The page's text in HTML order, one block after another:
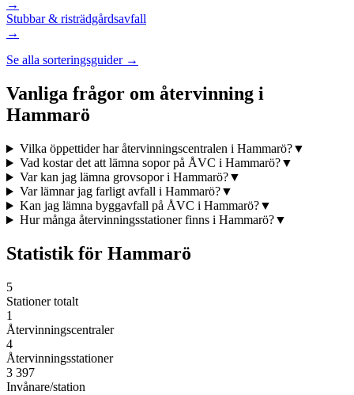
→
Stubbar & risträdgårdsavfall
→
Se alla sorteringsguider →
Vanliga frågor om återvinning i
Hammarö
Vilka öppettider har återvinningscentralen i Hammarö?▼
Vad kostar det att lämna sopor på ÅVC i Hammarö?▼
Var kan jag lämna grovsopor i Hammarö?▼
Var lämnar jag farligt avfall i Hammarö?▼
Kan jag lämna byggavfall på ÅVC i Hammarö?▼
Hur många återvinningsstationer finns i Hammarö?▼
Statistik för Hammarö
5
Stationer totalt
1
Återvinningscentraler
4
Återvinningsstationer
3 397
Invånare/station